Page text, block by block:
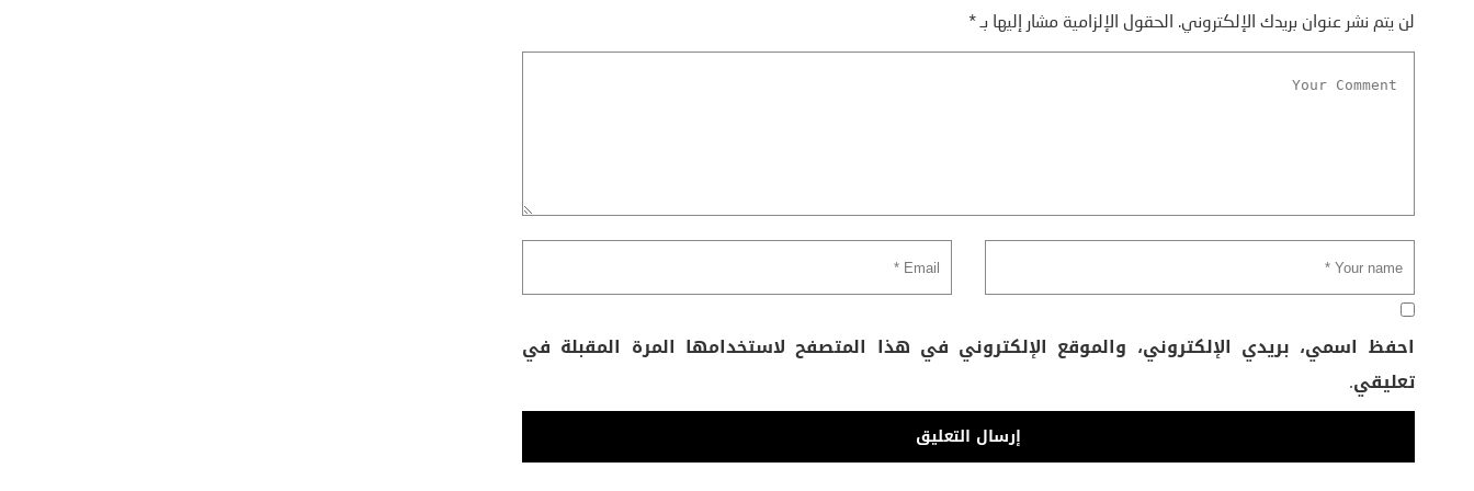
لن يتم نشر عنوان بريدك الإلكتروني. الحقول الإلزامية مشار إليها بـ*
احفظ اسمي، بريدي الإلكتروني، والموقع الإلكتروني في هذا المتصفح لاستخدامها المرة المقبلة في
تعليقي.